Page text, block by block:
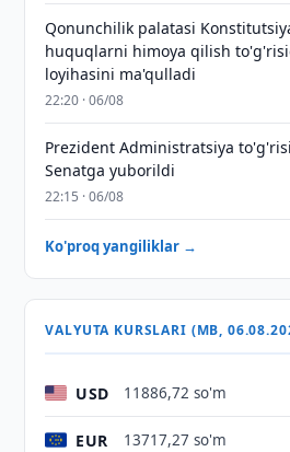
Qonunchilik palatasi
huquqlarni himoya qilish
loyihasini ma'qulladi
22:20 · 06/08
Prezident Administratsiya
Senatga yuborildi
22:15 · 06/08
Ko'proq yangiliklar →
VALYUTA KURSLARI (MB,
USD 11886,72 so'm
EUR 13717,27 so'm